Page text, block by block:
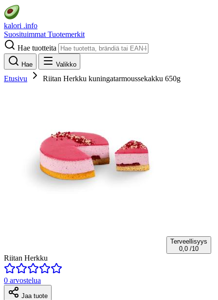
kalori .info
Suosituimmat Tuotemerkit
Hae tuotteita
Hae Valikko
Etusivu Riitan Herkku kuningatarmoussekakku 650g
Terveellisyys
0,0 /10
Riitan Herkku
0 arvostelua
Jaa tuote